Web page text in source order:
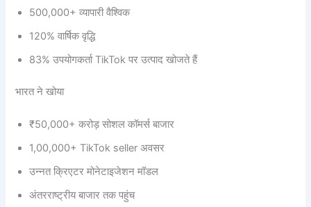
500,000+ व्यापारी वैश्विक
120% वार्षिक वृद्धि
83% उपयोगकर्ता TikTok पर उत्पाद खोजते हैं
भारत ने खोया
₹50,000+ करोड़ सोशल कॉमर्स बाजार
1,00,000+ TikTok seller अवसर
उन्नत क्रिएटर मोनेटाइजेशन मॉडल
अंतरराष्ट्रीय बाजार तक पहुंच